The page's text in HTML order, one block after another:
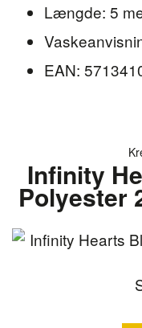
Længde: 5
EAN:
Infinity
Polyester